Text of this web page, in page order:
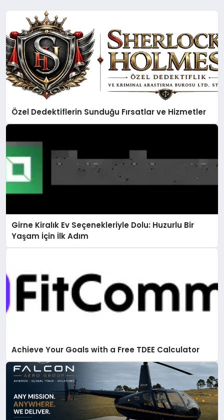
Özel Dedektiflerin Sunduğu Fırsatlar ve Hizmetler
Girne Kiralık Ev Seçenekleriyle Dolu: Huzurlu Bir
Yaşam İçin İlk Adım
Achieve Your Goals with a Free TDEE Calculator